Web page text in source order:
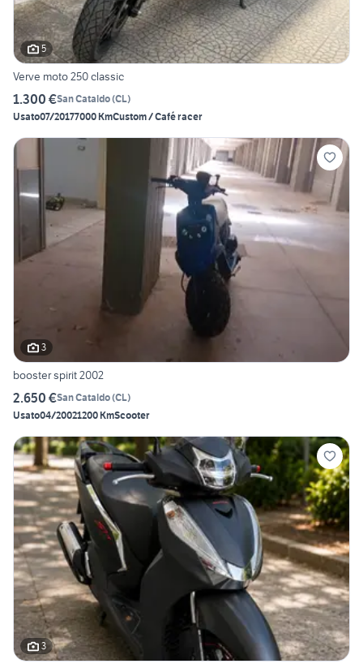
5
Verve moto 250 classic
1.300 €San Cataldo(CL)
Usato07/20177000 KmCustom / Café racer
3
booster spirit 2002
2.650 €San Cataldo(CL)
Usato04/20021200 KmScooter
3